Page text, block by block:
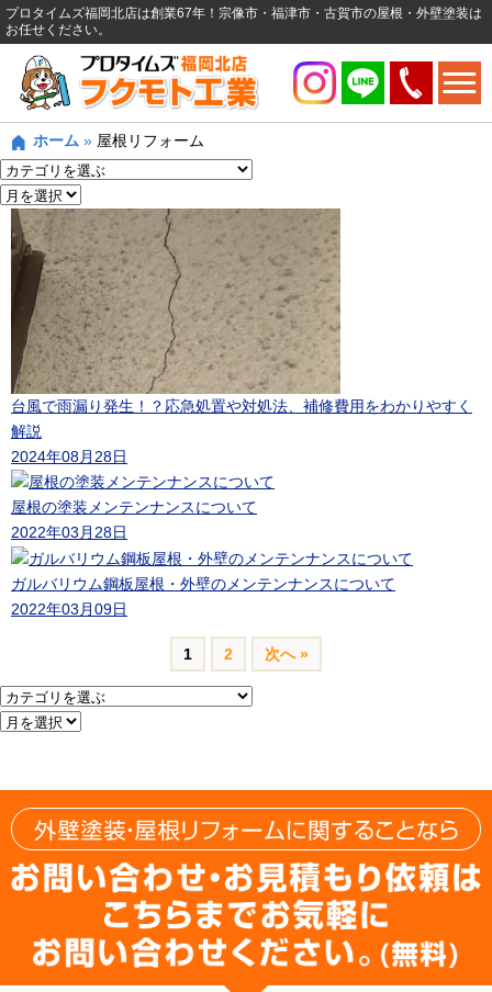
プロタイムズ福岡北店は創業67年！宗像市・福津市・古賀市の屋根・外壁塗装は
お任せください。
ホーム » 屋根リフォーム
台風で雨漏り発生！？応急処置や対処法、補修費用をわかりやすく
解説
2024年08月28日
屋根の塗装メンテンナンスについて
2022年03月28日
ガルバリウム鋼板屋根・外壁のメンテンナンスについて
2022年03月09日
1 2 次へ »